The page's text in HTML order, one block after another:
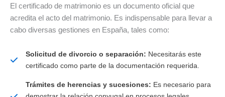
El certificado de matrimonio es un documento oficial que
acredita el acto del matrimonio. Es indispensable para llevar a
cabo diversas gestiones en España, tales como:
Solicitud de divorcio o separación: Necesitarás este
certificado como parte de la documentación requerida.
Trámites de herencias y sucesiones: Es necesario para